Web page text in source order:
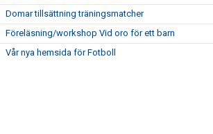
Domar tillsättning träningsmatcher
Föreläsning/workshop Vid oro för ett barn
Vår nya hemsida för Fotboll